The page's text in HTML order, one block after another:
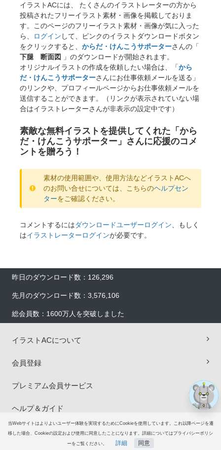
当Webサイトはよりよいユーザー体験を実現するためにCookieを使用しています。これ以降ページを遷
移した場合、Cookieの設定および使用に同意したことになります。詳細についてはプライバシーポリシ
ーをご覧ください。 詳細 同意
イラストACには、 たくさんのイラストレーターの方から
投稿されたフリーイラスト素材・画像を掲載しておりま
す。このページのフリーイラスト素材・画像が気に入った
ら、
ログイン して、ピンクのイラストダウンロードボタン
をクリックすると、 からだ・けんこうサポーターさんの「
下腿 断面図
」のダウンロードが開始されます。
オリジナルイラストの作成を依頼したい場合は、「から
だ・けんこうサポーターさんにお仕事依頼メールを送る」
のリンクや、プロフィールページからお仕事依頼メールを
送信することができます。（リンクが表示されていない場
合はイラストレーターさんが非表示の設定中です）
素敵な無料イラストを提供してくれた「から
だ・けんこうサポーター」さんに応援のコメ
ントを贈ろう！
素材の使用範囲や、使用方法などイラストACへ
のお問い合せについては、こちらのヘルプセン
ターをご確認ください。
コメントするにはダウンロードユーザーログイン 、もしく
はイラストレーターログインが必要です。
昨日のダウンロード数：126,296
先月のダウンロード数：3,576,106
総会員数：1600万人を突破しました
イラストACについて
会員登録
プレミアム会員サービス
ヘルプ＆ガイド
グループサイト